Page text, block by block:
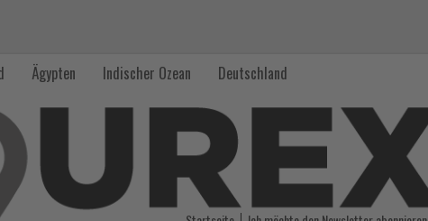
Ägypten Indischer Ozean Deutschland